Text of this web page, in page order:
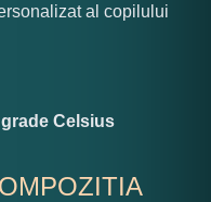
al copilului
Celsius